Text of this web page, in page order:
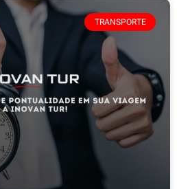
TRANSPORTE